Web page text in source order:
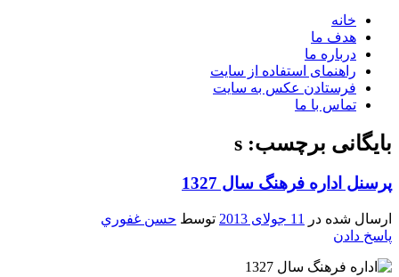
خانه
هدف ما
درباره ما
راهنمای استفاده از سایت
فرستادن عکس به سایت
تماس با ما
بایگانی برچسب: s
پرسنل اداره فرهنگ سال 1327
ارسال شده در 11 جولای 2013 توسط حسن غفوري
پاسخ دادن